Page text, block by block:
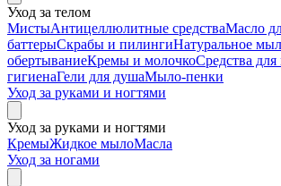
Уход за телом
МистыАнтицеллюлитные средстваМасло
баттерыСкрабы и пилингиНатуральное
обертываниеКремы и молочкоСредства для
гигиенаГели для душаМыло-пенки
Уход за руками и ногтями
Уход за руками и ногтями
КремыЖидкое мылоМасла
Уход за ногами